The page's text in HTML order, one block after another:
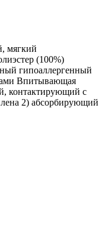
мягкий
(100%)
гипоаллергенный
Впитывающая
контактирующий с
2) абсорбирующий